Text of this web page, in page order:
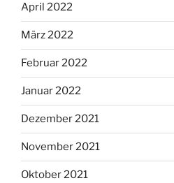
April 2022
März 2022
Februar 2022
Januar 2022
Dezember 2021
November 2021
Oktober 2021